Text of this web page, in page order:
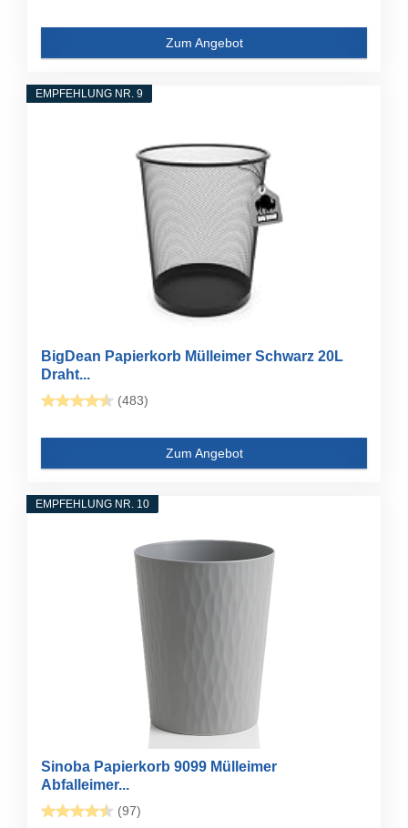
Zum Angebot
EMPFEHLUNG NR. 9
BigDean Papierkorb Mülleimer Schwarz 20L
Draht...
(483)
Zum Angebot
EMPFEHLUNG NR. 10
Sinoba Papierkorb 9099 Mülleimer
Abfalleimer...
(97)